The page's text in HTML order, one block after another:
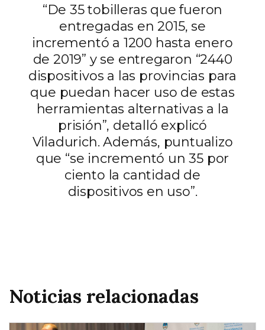
“De 35 tobilleras que fueron
entregadas en 2015, se
incrementó a 1200 hasta enero
de 2019” y se entregaron “2440
dispositivos a las provincias para
que puedan hacer uso de estas
herramientas alternativas a la
prisión”, detalló explicó
Viladurich. Además, puntualizo
que “se incrementó un 35 por
ciento la cantidad de
dispositivos en uso”.
Noticias relacionadas